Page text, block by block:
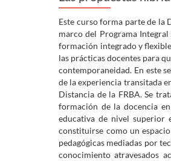
Este curso forma parte de la
marco del Programa
formación integrado y
las prácticas docentes para
contemporaneidad. En este
de la experiencia transitada
Distancia de la FRBA. Se
formación de la docencia
educativa de nivel superior
constituirse como un
pedagógicas mediadas por
conocimiento atravesados